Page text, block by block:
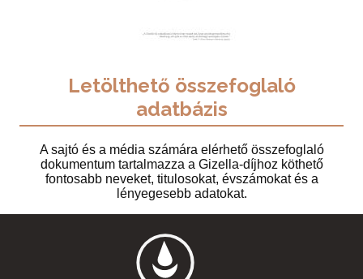
Letölthető összefoglaló
adatbázis
A sajtó és a média számára elérhető összefoglaló
dokumentum tartalmazza a Gizella-díjhoz köthető
fontosabb neveket, titulosokat, évszámokat és a
lényegesebb adatokat.